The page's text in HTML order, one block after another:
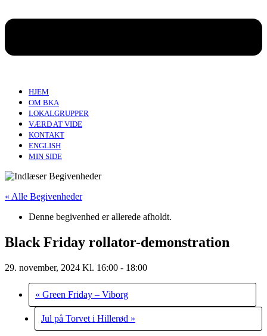
HJEM
OM BKA
LOKALGRUPPER
VÆRD AT VIDE
KONTAKT
ENGLISH
MIN SIDE
« Alle Begivenheder
Denne begivenhed er allerede afholdt.
Black Friday rollator-demonstration
29. november, 2024 Kl. 16:00 - 18:00
« Green Friday – Viborg
Jul på Torvet i Hillerød »